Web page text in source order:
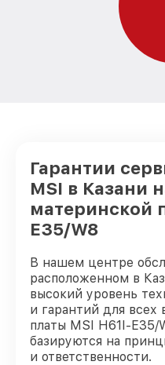
Гарантии
MSI в Казани
материнской
E35/W8
В нашем центре
расположенном в
высокий уровень
и гарантий для всех
платы MSI H61I-E35/
базируются на
и ответственности.